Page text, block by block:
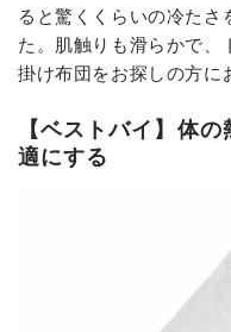
ると驚くくらいの冷た
た。肌触りも滑らかで、
掛け布団をお探しの方に
【ベストバイ】体
適にする